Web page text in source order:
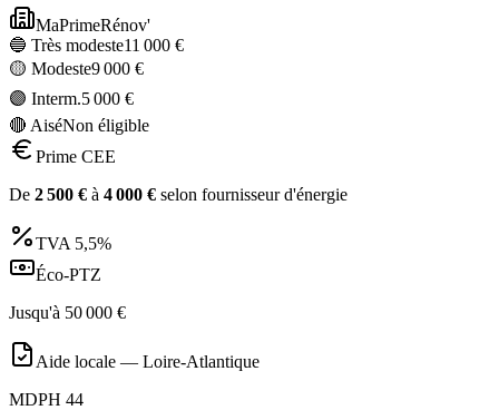
MaPrimeRénov'
🔵 Très modeste11 000 €
🟡 Modeste9 000 €
🟣 Interm.5 000 €
🔴 AiséNon éligible
Prime CEE
De 2 500 € à 4 000 € selon fournisseur d'énergie
TVA 5,5%
Éco-PTZ
Jusqu'à 50 000 €
Aide locale — Loire-Atlantique
MDPH 44